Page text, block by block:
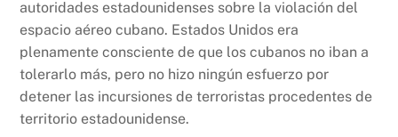
autoridades estadounidenses sobre la violación del
espacio aéreo cubano. Estados Unidos era
plenamente consciente de que los cubanos no iban a
tolerarlo más, pero no hizo ningún esfuerzo por
detener las incursiones de terroristas procedentes de
territorio estadounidense.